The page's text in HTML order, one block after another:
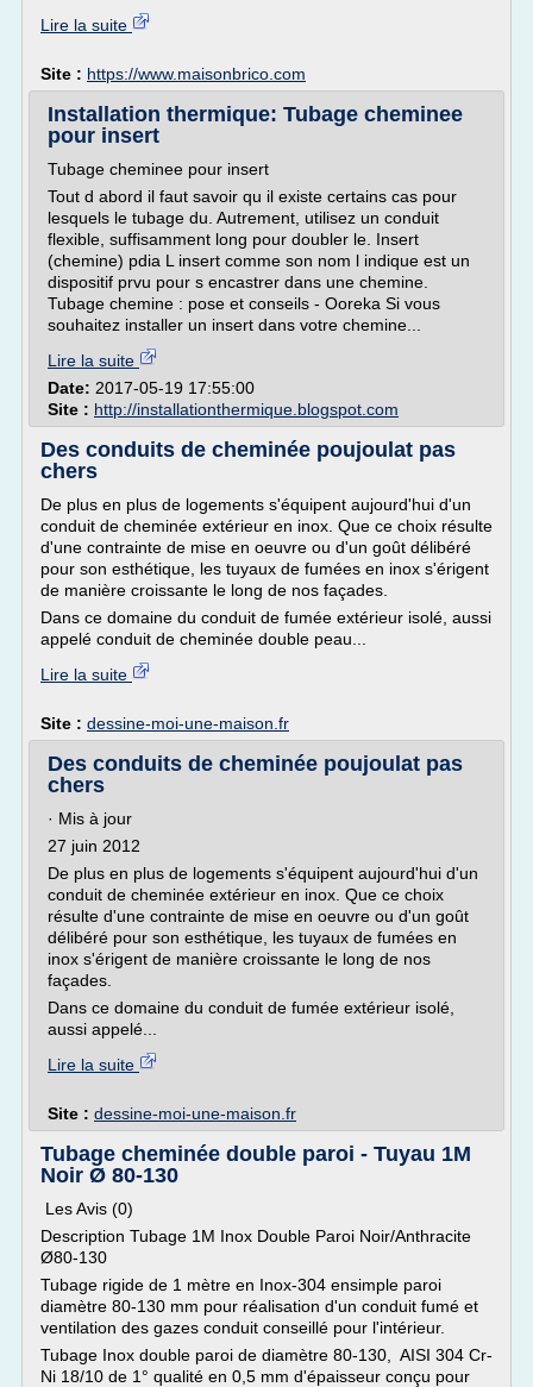
Lire la suite
Site : https://www.maisonbrico.com
Installation thermique: Tubage cheminee
pour insert
Tubage cheminee pour insert
Tout d abord il faut savoir qu il existe certains cas pour
lesquels le tubage du. Autrement, utilisez un conduit
flexible, suffisamment long pour doubler le. Insert
(chemine) pdia L insert comme son nom l indique est un
dispositif prvu pour s encastrer dans une chemine.
Tubage chemine : pose et conseils - Ooreka Si vous
souhaitez installer un insert dans votre chemine...
Lire la suite
Date: 2017-05-19 17:55:00
Site : http://installationthermique.blogspot.com
Des conduits de cheminée poujoulat pas
chers
De plus en plus de logements s'équipent aujourd'hui d'un
conduit de cheminée extérieur en inox. Que ce choix résulte
d'une contrainte de mise en oeuvre ou d'un goût délibéré
pour son esthétique, les tuyaux de fumées en inox s'érigent
de manière croissante le long de nos façades.
Dans ce domaine du conduit de fumée extérieur isolé, aussi
appelé conduit de cheminée double peau...
Lire la suite
Site : dessine-moi-une-maison.fr
Des conduits de cheminée poujoulat pas
chers
· Mis à jour
27 juin 2012
De plus en plus de logements s'équipent aujourd'hui d'un
conduit de cheminée extérieur en inox. Que ce choix
résulte d'une contrainte de mise en oeuvre ou d'un goût
délibéré pour son esthétique, les tuyaux de fumées en
inox s'érigent de manière croissante le long de nos
façades.
Dans ce domaine du conduit de fumée extérieur isolé,
aussi appelé...
Lire la suite
Site : dessine-moi-une-maison.fr
Tubage cheminée double paroi - Tuyau 1M
Noir Ø 80-130
Les Avis (0)
Description Tubage 1M Inox Double Paroi Noir/Anthracite
Ø80-130
Tubage rigide de 1 mètre en Inox-304 ensimple paroi
diamètre 80-130 mm pour réalisation d'un conduit fumé et
ventilation des gazes conduit conseillé pour l'intérieur.
Tubage Inox double paroi de diamètre 80-130, AISI 304 Cr-
Ni 18/10 de 1° qualité en 0,5 mm d'épaisseur conçu pour